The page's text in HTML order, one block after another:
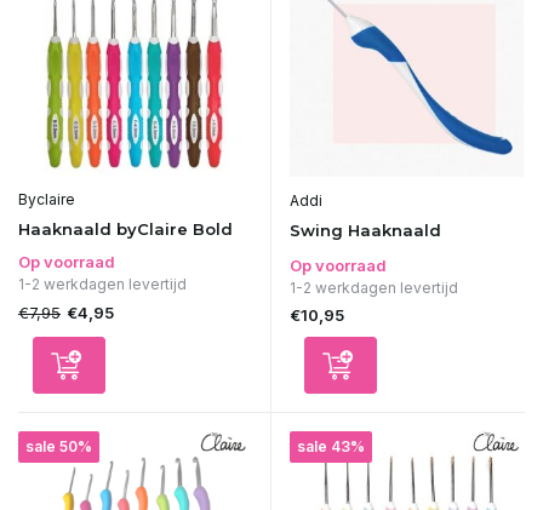
Byclaire
Haaknaald byClaire Bold
Op voorraad
1-2 werkdagen levertijd
€7,95 €4,95
Addi
Swing Haaknaald
Op voorraad
1-2 werkdagen levertijd
€10,95
sale 50% sale 43%